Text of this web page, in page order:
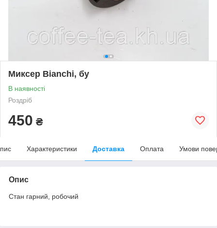
Миксер Bianchi, бу
В наявності
Роздріб
450 ₴
Характеристики Доставка Оплата Умови
Опис
Стан гарний, робочий